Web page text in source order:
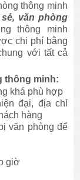
thông minh
văn phòng
thông minh
chi phí bằng
với tất cả
thông minh:
khá phù hợp
đại, địa chỉ
hàng
văn phòng để
giờ